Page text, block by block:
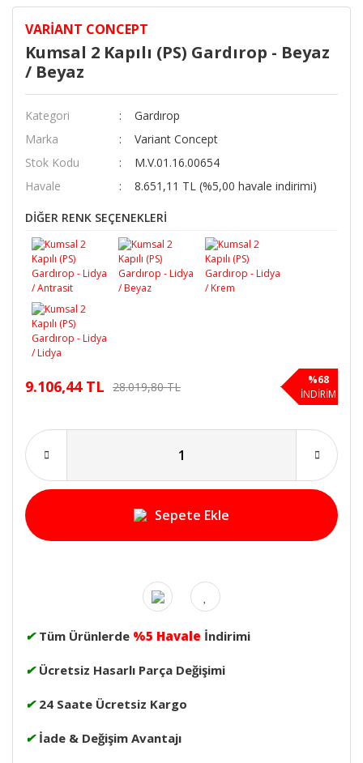
VARIANT CONCEPT
Kumsal 2 Kapılı (PS) Gardırop - Beyaz
/ Beyaz
Kategori
Gardırop
Marka
Variant Concept
Stok Kodu
M.V.01.16.00654
Havale
8.651,11 TL (%5,00 havale indirimi)
DİĞER RENK SEÇENEKLERİ
9.106,44 TL 28.019,80 TL
%68
İNDİRİM
Sepete Ekle
✔ Tüm Ürünlerde %5 Havale İndirimi
✔ Ücretsiz Hasarlı Parça Değişimi
✔ 24 Saate Ücretsiz Kargo
✔ İade & Değişim Avantajı